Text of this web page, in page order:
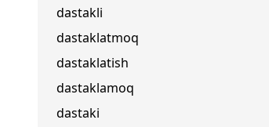
dastakli
dastaklatmoq
dastaklatish
dastaklamoq
dastaki